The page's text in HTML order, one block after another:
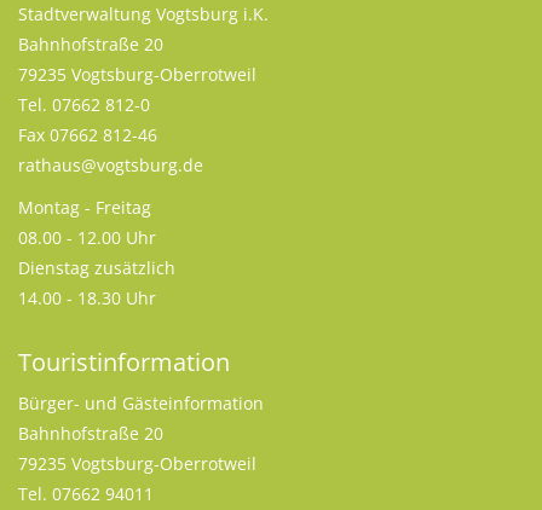
Stadtverwaltung Vogtsburg i.K.
Bahnhofstraße 20
79235 Vogtsburg-Oberrotweil
Tel. 07662 812-0
Fax 07662 812-46
rathaus@vogtsburg.de
Montag - Freitag
08.00 - 12.00 Uhr
Dienstag zusätzlich
14.00 - 18.30 Uhr
Touristinformation
Bürger- und Gästeinformation
Bahnhofstraße 20
79235 Vogtsburg-Oberrotweil
Tel. 07662 94011